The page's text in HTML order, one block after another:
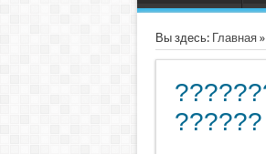
Вы здесь: Главная»
??????